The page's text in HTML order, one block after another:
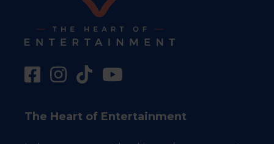
The Heart of Entertainment